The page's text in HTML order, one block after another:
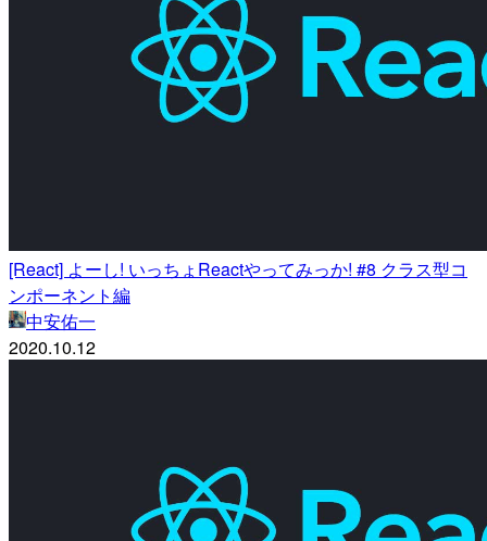
[React] よーし! いっちょReactやってみっか! #8 クラス型コ
ンポーネント編
中安佑一
2020.10.12